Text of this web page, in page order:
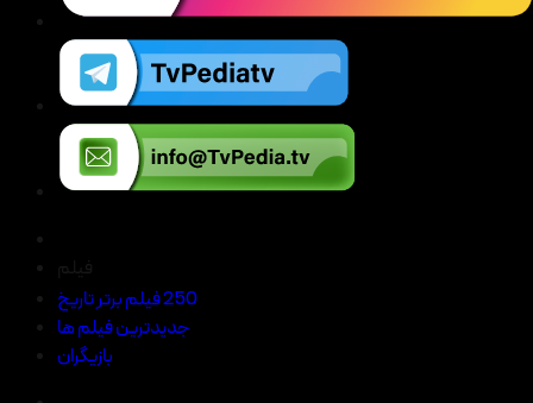
250 فیلم برتر تاریخ
جدیدترین فیلم ها
بازیگران